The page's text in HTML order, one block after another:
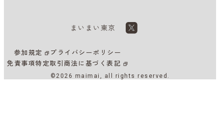
まいまい東京
参加規定
プライバシーポリシー
免責事項特定取引商法に基づく表記
©2026 maimai, all rights reserved.